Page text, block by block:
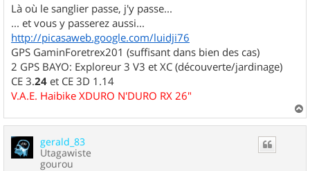
Là où le sanglier passe, j'y passe...
... et vous y passerez aussi...
http://picasaweb.google.com/luidji76
GPS GaminForetrex201 (suffisant dans bien des cas)
2 GPS BAYO: Exploreur 3 V3 et XC (découverte/jardinage)
CE 3.24 et CE 3D 1.14
V.A.E. Haibike XDURO N'DURO RX 26"
a
gerald_83
Utagawiste
gourou